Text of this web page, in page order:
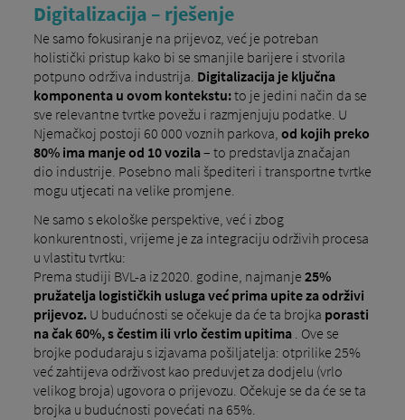
Digitalizacija – rješenje
Ne samo fokusiranje na prijevoz, već je potreban
holistički pristup kako bi se smanjile barijere i stvorila
potpuno održiva industrija. Digitalizacija je ključna
komponenta u ovom kontekstu:to je jedini način da se
sve relevantne tvrtke povežu i razmjenjuju podatke. U
Njemačkoj postoji 60 000 voznih parkova, od kojih preko
80% ima manje od 10 vozila– to predstavlja značajan
dio industrije. Posebno mali špediteri i transportne tvrtke
mogu utjecati na velike promjene.
Ne samo s ekološke perspektive, već i zbog
konkurentnosti, vrijeme je za integraciju održivih procesa
u vlastitu tvrtku:
Prema studiji BVL-a iz 2020. godine, najmanje 25%
pružatelja logističkih usluga već prima upite za održivi
prijevoz.U budućnosti se očekuje da će ta brojka porasti
na čak 60%, s čestim ili vrlo čestim upitima. Ove se
brojke podudaraju s izjavama pošiljatelja: otprilike 25%
već zahtijeva održivost kao preduvjet za dodjelu (vrlo
velikog broja) ugovora o prijevozu. Očekuje se da će se ta
brojka u budućnosti povećati na 65%.